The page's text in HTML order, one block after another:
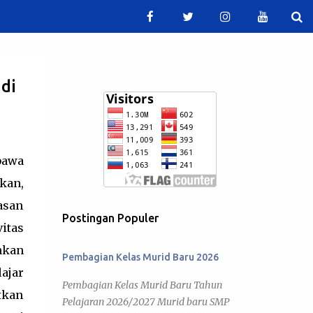
Postingan Populer
Pembagian Kelas Murid Baru 2026
Pembagian Kelas Murid Baru Tahun
Pelajaran 2026/2027 Murid baru SMP